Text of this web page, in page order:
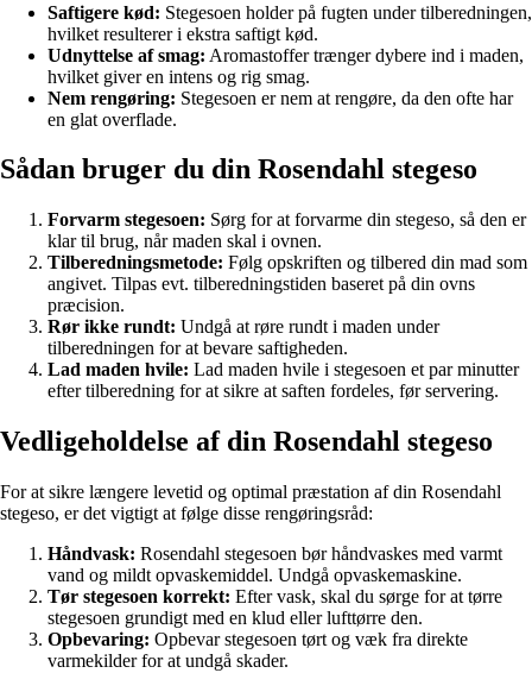
Saftigere kød: Stegesoen holder på fugten under tilberedningen,
hvilket resulterer i ekstra saftigt kød.
Udnyttelse af smag: Aromastoffer trænger dybere ind i maden,
hvilket giver en intens og rig smag.
Nem rengøring: Stegesoen er nem at rengøre, da den ofte har
en glat overflade.
Sådan bruger du din Rosendahl stegeso
Forvarm stegesoen: Sørg for at forvarme din stegeso, så den er
klar til brug, når maden skal i ovnen.
Tilberedningsmetode: Følg opskriften og tilbered din mad som
angivet. Tilpas evt. tilberedningstiden baseret på din ovns
præcision.
Rør ikke rundt: Undgå at røre rundt i maden under
tilberedningen for at bevare saftigheden.
Lad maden hvile: Lad maden hvile i stegesoen et par minutter
efter tilberedning for at sikre at saften fordeles, før servering.
Vedligeholdelse af din Rosendahl stegeso
For at sikre længere levetid og optimal præstation af din Rosendahl
stegeso, er det vigtigt at følge disse rengøringsråd:
Håndvask: Rosendahl stegesoen bør håndvaskes med varmt
vand og mildt opvaskemiddel. Undgå opvaskemaskine.
Tør stegesoen korrekt: Efter vask, skal du sørge for at tørre
stegesoen grundigt med en klud eller lufttørre den.
Opbevaring: Opbevar stegesoen tørt og væk fra direkte
varmekilder for at undgå skader.